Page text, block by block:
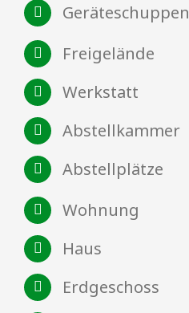
Geräteschuppen
Freigelände
Werkstatt
Abstellkammer
Abstellplätze
Wohnung
Haus
Erdgeschoss